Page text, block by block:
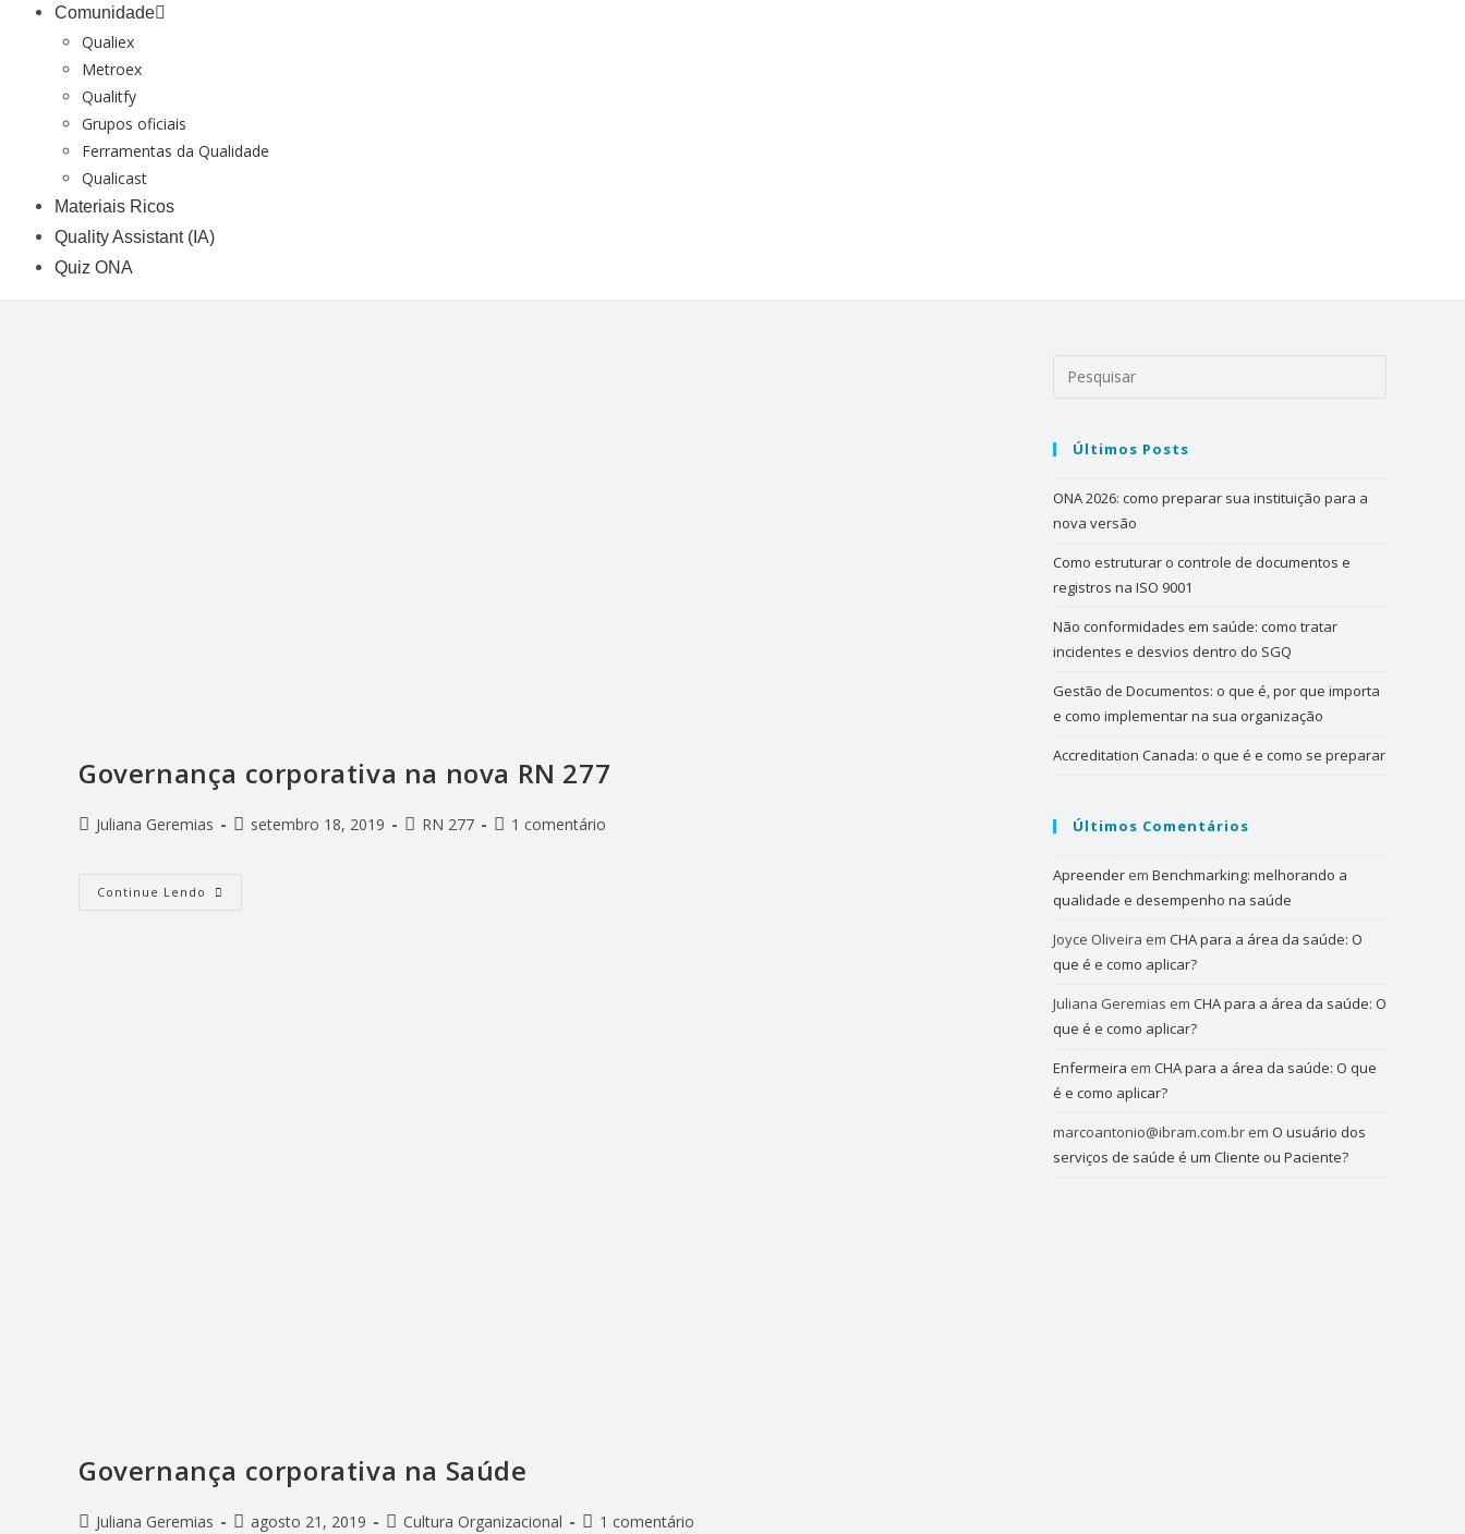
Comunidade
Qualiex
Metroex
Qualitfy
Grupos oficiais
Ferramentas da Qualidade
Qualicast
Materiais Ricos
Quality Assistant (IA)
Quiz ONA
Governança corporativa na nova RN 277
Juliana Geremias setembro 18, 2019 RN 277 1 comentário
Continue Lendo
Governança corporativa na Saúde
Juliana Geremias agosto 21, 2019 Cultura Organizacional 1 comentário
Últimos Posts
ONA 2026: como preparar sua instituição para a
nova versão
Como estruturar o controle de documentos e
registros na ISO 9001
Não conformidades em saúde: como tratar
incidentes e desvios dentro do SGQ
Gestão de Documentos: o que é, por que importa
e como implementar na sua organização
Accreditation Canada: o que é e como se preparar
Últimos Comentários
Apreender em Benchmarking: melhorando a
qualidade e desempenho na saúde
Joyce Oliveira em CHA para a área da saúde: O
que é e como aplicar?
Juliana Geremias em CHA para a área da saúde: O
que é e como aplicar?
Enfermeira em CHA para a área da saúde: O que
é e como aplicar?
marcoantonio@ibram.com.br em O usuário dos
serviços de saúde é um Cliente ou Paciente?